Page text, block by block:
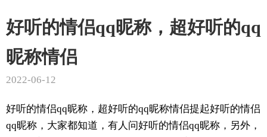
好听的情侣qq昵称，超好听的qq
昵称情侣
2022-06-12
好听的情侣qq昵称，超好听的qq昵称情侣提起好听的情侣
qq昵称，大家都知道，有人问好听的情侣qq昵称，另外，